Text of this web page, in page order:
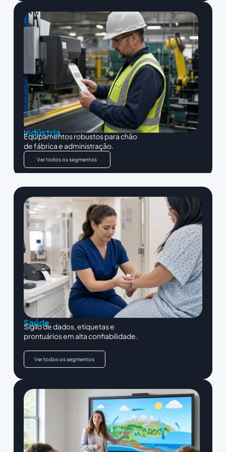
Indústria
Equipamentos robustos para chão
de fábrica e administração.
Ver todos os segmentos
Saúde
Sigilo de dados, etiquetas e
prontuários em alta confiabilidade.
Ver todos os segmentos